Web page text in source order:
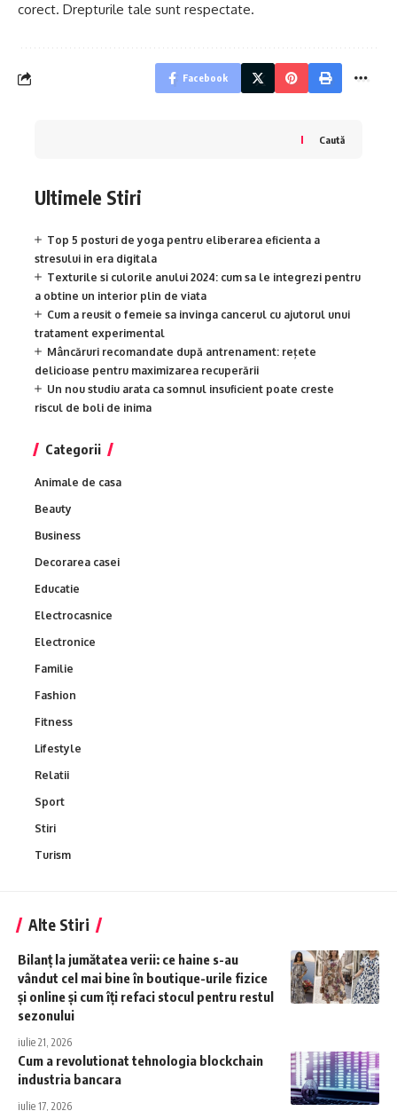
corect. Drepturile tale sunt respectate.
Facebook
Caută
Ultimele Stiri
Top 5 posturi de yoga pentru eliberarea eficienta a
stresului in era digitala
Texturile si culorile anului 2024: cum sa le integrezi pentru
a obtine un interior plin de viata
Cum a reusit o femeie sa invinga cancerul cu ajutorul unui
tratament experimental
Mâncăruri recomandate după antrenament: rețete
delicioase pentru maximizarea recuperării
Un nou studiu arata ca somnul insuficient poate creste
riscul de boli de inima
Categorii
Animale de casa
Beauty
Business
Decorarea casei
Educatie
Electrocasnice
Electronice
Familie
Fashion
Fitness
Lifestyle
Relatii
Sport
Stiri
Turism
Alte Stiri
Bilanț la jumătatea verii: ce haine s-au
vândut cel mai bine în boutique-urile fizice
și online și cum îți refaci stocul pentru restul
sezonului
iulie 21, 2026
Cum a revolutionat tehnologia blockchain
industria bancara
iulie 17, 2026